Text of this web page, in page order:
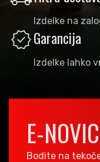
Izdelke na
verifiedGarancija
Izdelke lahko
E-
Bodite na